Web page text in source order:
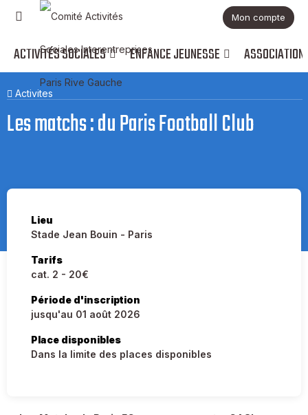
Mon compte
ACTIVITÉS SOCIALES ENFANCE JEUNESSE
Activites
Les matchs : du Paris Football Club
Lieu
Stade Jean Bouin - Paris
Tarifs
cat. 2 - 20€
Période d'inscription
jusqu'au 01 août 2026
Place disponibles
Dans la limite des places disponibles